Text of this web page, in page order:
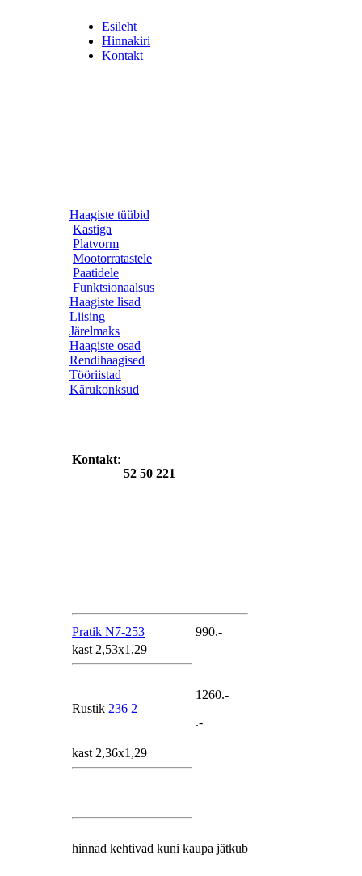
Esileht
Hinnakiri
Kontakt
Haagiste tüübid
Kastiga
Platvorm
Mootorratastele
Paatidele
Funktsionaalsus
Haagiste lisad
Liising
Järelmaks
Haagiste osad
Rendihaagised
Tööriistad
Kärukonksud
Kontakt:
52 50 221
Pratik N7-253
990.-
kast 2,53x1,29
Rustik 236 2
1260.-
.-
kast 2,36x1,29
hinnad kehtivad kuni kaupa jätkub